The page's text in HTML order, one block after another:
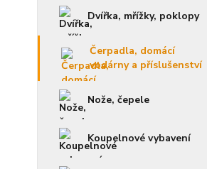
Dvířka, mřížky, poklopy
Čerpadla, domácí
vodárny a příslušenství
Nože, čepele
Koupelnové vybavení